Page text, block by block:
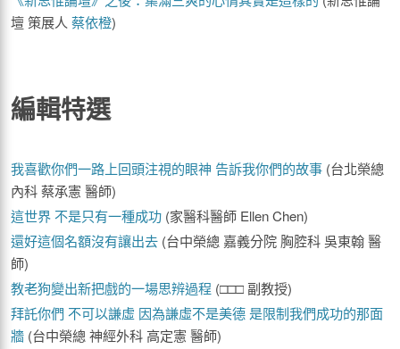
壇 策展人 蔡依橙)
編輯特選
我喜歡你們一路上回頭注視的眼神 告訴我你們的故事 (台北榮總
內科 蔡承憲 醫師)
這世界 不是只有一種成功 (家醫科醫師 Ellen Chen)
還好這個名額沒有讓出去 (台中榮總 嘉義分院 胸腔科 吳東翰 醫
師)
教老狗變出新把戲的一場思辨過程 (□□□ 副教授)
拜託你們 不可以謙虛 因為謙虛不是美德 是限制我們成功的那面
牆 (台中榮總 神經外科 高定憲 醫師)